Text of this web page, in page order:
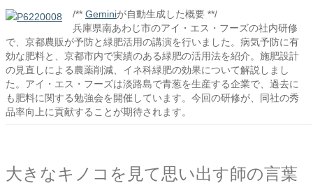
/** Geminiが自動生成した概要 **/
兵庫県南あわじ市のアイ・エス・フーズの社内研修
で、京都農販が予防と緑肥活用の講演を行いました。病気予防に有
効な肥料と、京都市内で実績のある緑肥の活用法を紹介。施肥設計
の見直しによる農薬削減、イネ科緑肥の効果について解説しまし
た。アイ・エス・フーズは淡路島で青葱を生産する企業で、過去に
も肥料に関する勉強会を開催しています。今回の研修が、同社の秀
品率向上に貢献することが期待されます。
大きなキノコを見て思い出す師の言葉